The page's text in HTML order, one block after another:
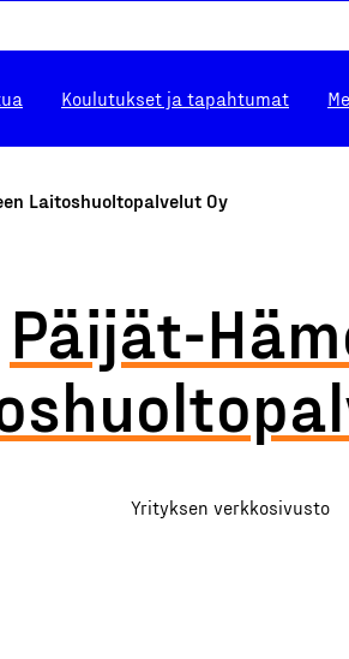
Koulutukset ja tapahtumat
Laitoshuoltopalvelut Oy
Päijät-
Yrityksen verkkosivusto